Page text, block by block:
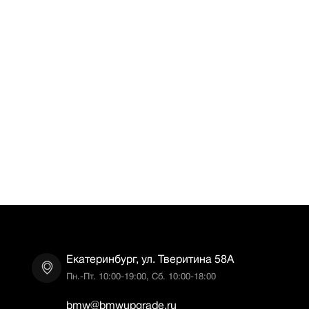
Екатеринбург, ул. Тверитина 58А
Пн.-Пт. 10:00-19:00, Сб. 10:00-18:00
bmw@bmwupgrade.ru